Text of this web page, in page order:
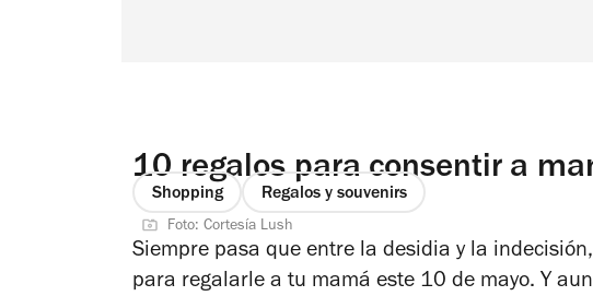
10 regalos para consentir a
Shopping Regalos y souvenirs
Foto: Cortesía Lush
Siempre pasa que entre la desidia y la
para regalarle a tu mamá este 10 de mayo. Y